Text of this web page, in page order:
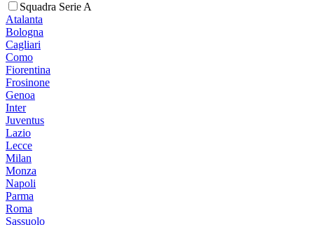
Squadra Serie A
Atalanta
Bologna
Cagliari
Como
Fiorentina
Frosinone
Genoa
Inter
Juventus
Lazio
Lecce
Milan
Monza
Napoli
Parma
Roma
Sassuolo